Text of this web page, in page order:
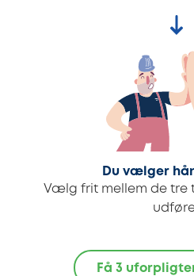
Du vælger
Vælg frit mellem de tre
Få 3